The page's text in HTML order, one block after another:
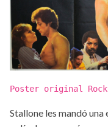
Poster original
Stallone les mandó una